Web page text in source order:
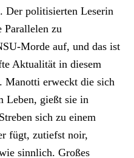
Der politisierten Leserin
Parallelen zu
Morde auf, und das ist
Aktualität in diesem
. Manotti erweckt die sich
Leben, gießt sie in
sich zu einem
fügt, zutiefst noir,
sinnlich. Großes